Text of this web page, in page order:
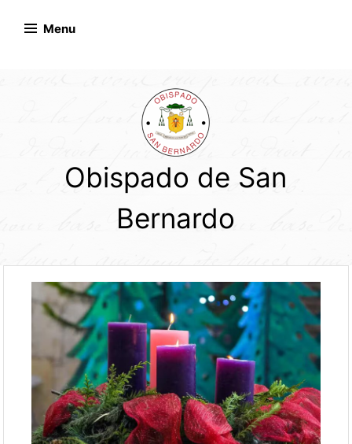
Menu
Obispado de San
Bernardo